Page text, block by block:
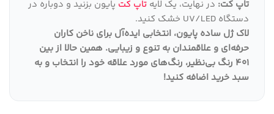
تاپ کت: در نهایت، یک لایه تاپ کت پایون بزنید و دوباره در
دستگاه UV/LED خشک کنید.
لاک ژل ساده پایون، انتخابی ایده‌آل برای ناخن کاران
حرفه‌ای و علاقمندان به تنوع و زیبایی. همین حالا از بین
401 رنگ بی‌نظیر، رنگ‌های مورد علاقه خود را انتخاب و به
سبد خرید اضافه کنید!